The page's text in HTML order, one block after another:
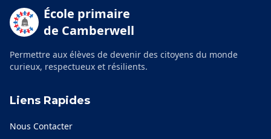
École primaire
de Camberwell
Permettre aux élèves de devenir des citoyens du monde
curieux, respectueux et résilients.
Liens Rapides
Nous Contacter